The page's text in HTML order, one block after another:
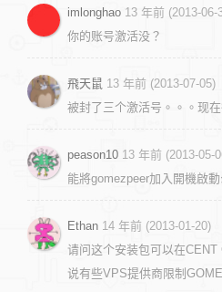
imlonghao 13 年前 (2013-06-
你的账号激活没？
飛天鼠 13 年前 (2013-07-05)
被封了三个激活号。。。现
peason10 13 年前 (2013-05-
能將gomezpeer加入開機啟動
Ethan 14 年前 (2013-01-20)
请问这个安装包可以在
说有些VPS提供商限制